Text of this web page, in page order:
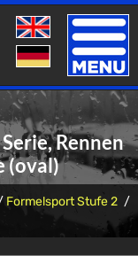
Toggle
Rennen
(oval)
Formelsport Stufe 2